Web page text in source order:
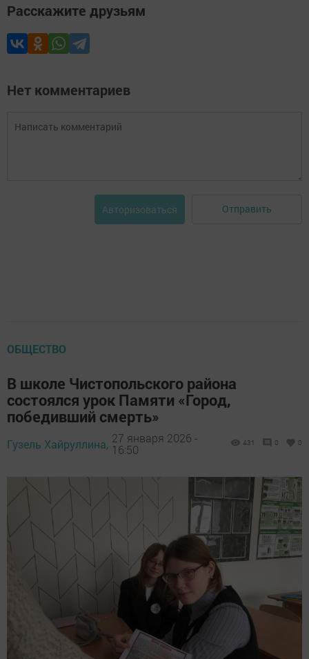
Расскажите друзьям
Нет комментариев
Авторизоваться Отправить
ОБЩЕСТВО
В школе Чистопольского района
состоялся урок Памяти «Город,
победивший смерть»
Гузель Хайруллина, 27 января 2026 -
16:50
431 0 0